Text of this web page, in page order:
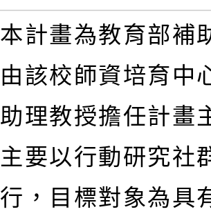
本計畫為教育部補
由該校師資培育中
助理教授擔任計畫
主要以行動研究社
行，目標對象為具